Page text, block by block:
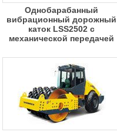
Однобарабанный
вибрационный дорожный
каток LSS2502 с
механической передачей